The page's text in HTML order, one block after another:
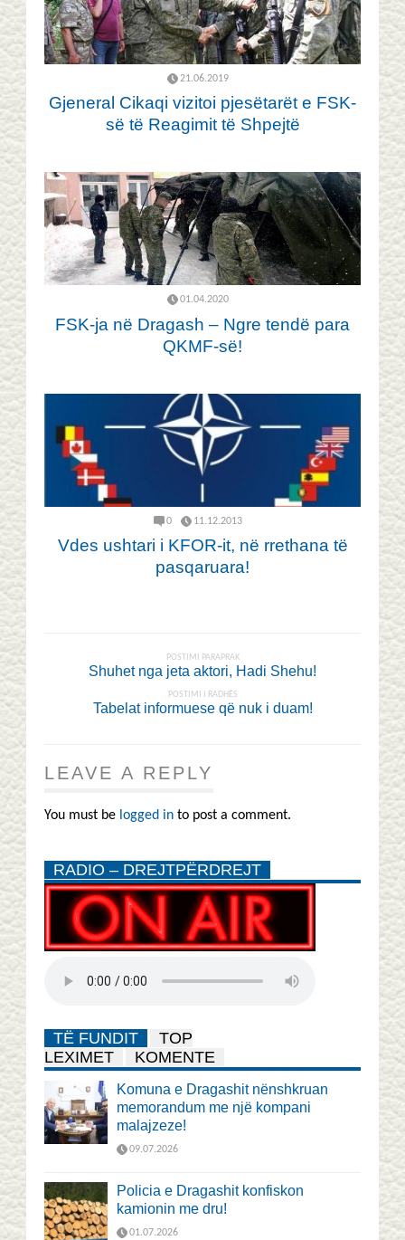
21.06.2019
Gjeneral Cikaqi vizitoi pjesëtarët e FSK-
së të Reagimit të Shpejtë
01.04.2020
FSK-ja në Dragash – Ngre tendë para
QKMF-së!
0 11.12.2013
Vdes ushtari i KFOR-it, në rrethana të
pasqaruara!
POSTIMI PARAPRAK
Shuhet nga jeta aktori, Hadi Shehu!
POSTIMI I RADHËS
Tabelat informuese që nuk i duam!
LEAVE A REPLY
You must be logged in to post a comment.
RADIO – DREJTPËRDREJT
TË FUNDIT
TOP
LEXIMET
KOMENTE
Komuna e Dragashit nënshkruan
memorandum me një kompani
malajzeze!
09.07.2026
Policia e Dragashit konfiskon
kamionin me dru!
01.07.2026